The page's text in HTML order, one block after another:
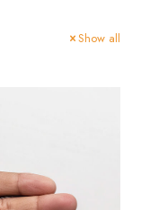
Show all